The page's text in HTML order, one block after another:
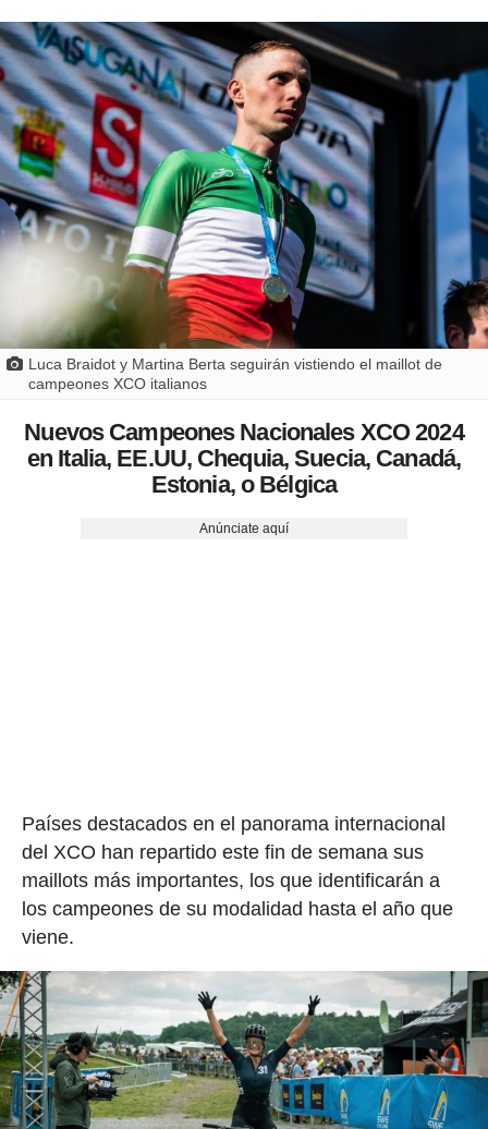
Luca Braidot y Martina Berta seguirán vistiendo el maillot de
campeones XCO italianos
Nuevos Campeones Nacionales XCO 2024
en Italia, EE.UU, Chequia, Suecia, Canadá,
Estonia, o Bélgica
Anúnciate aquí
Países destacados en el panorama internacional
del XCO han repartido este fin de semana sus
maillots más importantes, los que identificarán a
los campeones de su modalidad hasta el año que
viene.